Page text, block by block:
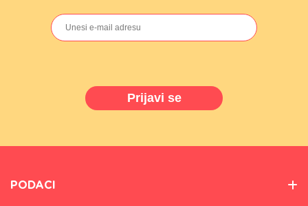
Prijavi se
PODACI